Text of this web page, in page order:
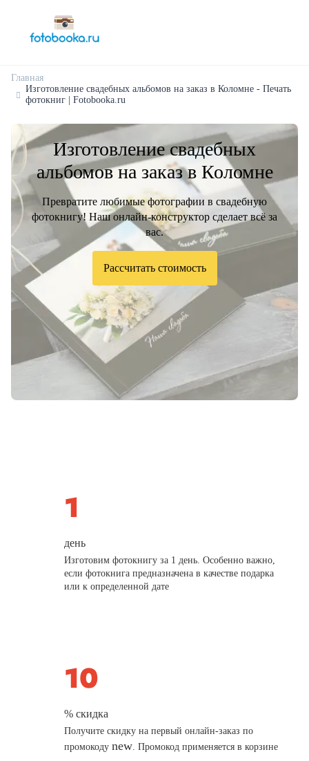
Главная
Изготовление свадебных альбомов на заказ в Коломне - Печать
фотокниг | Fotobooka.ru
Изготовление свадебных
альбомов на заказ в Коломне
Превратите любимые фотографии в свадебную
фотокнигу! Наш онлайн-конструктор сделает всё за
вас.
Рассчитать стоимость
день
Изготовим фотокнигу за 1 день. Особенно важно,
если фотокнига предназначена в качестве подарка
или к определенной дате
% скидка
Получите скидку на первый онлайн-заказ по
промокодуnew. Промокод применяется в корзине